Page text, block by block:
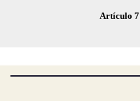
Artículo 7